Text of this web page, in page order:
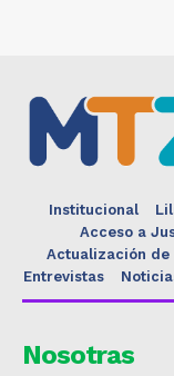
Institucional
Acceso a
Actualización de
Entrevistas
Nosotras